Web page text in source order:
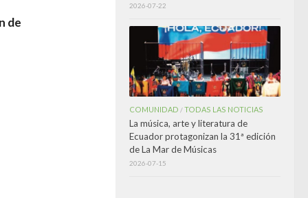
de
2026-07-22
COMUNIDAD /TODAS LAS NOTICIAS
La música, arte y literatura de
Ecuador protagonizan la 31ª edición
de La Mar de Músicas
2026-07-15